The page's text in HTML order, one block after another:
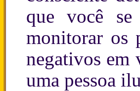
que você se
monitorar os
negativos em
uma pessoa